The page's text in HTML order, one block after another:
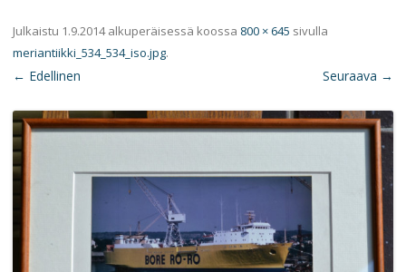
Julkaistu 1.9.2014alkuperäisessä koossa 800 × 645 sivulla
meriantiikki_534_534_iso.jpg.
← Edellinen Seuraava →